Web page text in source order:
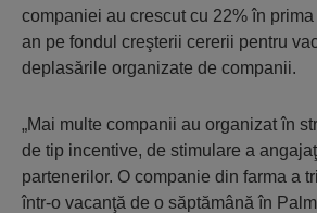
companiei au crescut cu 22% în
an pe fondul creşterii cererii pentru
deplasările organizate de companii.
„Mai multe companii au organizat în
de tip incentive, de stimulare a
partenerilor. O companie din farma a
într-o vacanţă de o săptămână în